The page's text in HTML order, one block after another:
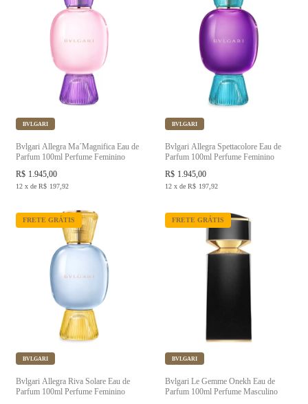
BVLGARI
Bvlgari Allegra Ma´Magnifica Eau de
Parfum 100ml Perfume Feminino
R$ 1.945,00
12 x de R$ 197,92
BVLGARI
Bvlgari Allegra Spettacolore Eau de
Parfum 100ml Perfume Feminino
R$ 1.945,00
12 x de R$ 197,92
FRETE GRÁTIS
BVLGARI
Bvlgari Allegra Riva Solare Eau de
Parfum 100ml Perfume Feminino
FRETE GRÁTIS
BVLGARI
Bvlgari Le Gemme Onekh Eau de
Parfum 100ml Perfume Masculino